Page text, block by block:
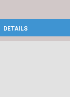
DETAILS